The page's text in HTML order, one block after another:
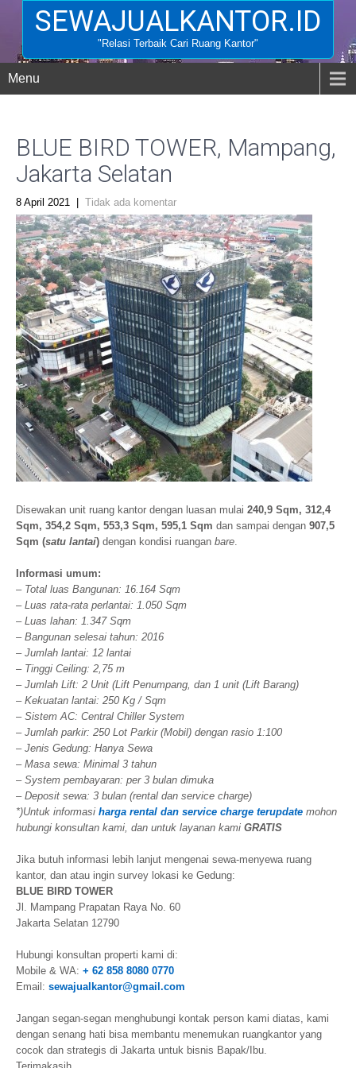
SEWAJUALKANTOR.ID
"Relasi Terbaik Cari Ruang Kantor"
Menu
BLUE BIRD TOWER, Mampang,
Jakarta Selatan
8 April 2021 Tidak ada komentar
Disewakan unit ruang kantor dengan luasan mulai 240,9 Sqm, 312,4
Sqm, 354,2 Sqm, 553,3 Sqm, 595,1 Sqm dan sampai dengan 907,5
Sqm (satu lantai) dengan kondisi ruangan bare.
Informasi umum:
– Total luas Bangunan: 16.164 Sqm
– Luas rata-rata perlantai: 1.050 Sqm
– Luas lahan: 1.347 Sqm
– Bangunan selesai tahun: 2016
– Jumlah lantai: 12 lantai
– Tinggi Ceiling: 2,75 m
– Jumlah Lift: 2 Unit (Lift Penumpang, dan 1 unit (Lift Barang)
– Kekuatan lantai: 250 Kg / Sqm
– Sistem AC: Central Chiller System
– Jumlah parkir: 250 Lot Parkir (Mobil) dengan rasio 1:100
– Jenis Gedung: Hanya Sewa
– Masa sewa: Minimal 3 tahun
– System pembayaran: per 3 bulan dimuka
– Deposit sewa: 3 bulan (rental dan service charge)
*)Untuk informasi harga rental dan service charge terupdate mohon
hubungi konsultan kami, dan untuk layanan kami GRATIS
Jika butuh informasi lebih lanjut mengenai sewa-menyewa ruang
kantor, dan atau ingin survey lokasi ke Gedung:
BLUE BIRD TOWER
Jl. Mampang Prapatan Raya No. 60
Jakarta Selatan 12790
Hubungi konsultan properti kami di:
Mobile & WA: + 62 858 8080 0770
Email: sewajualkantor@gmail.com
Jangan segan-segan menghubungi kontak person kami diatas, kami
dengan senang hati bisa membantu menemukan ruangkantor yang
cocok dan strategis di Jakarta untuk bisnis Bapak/Ibu.